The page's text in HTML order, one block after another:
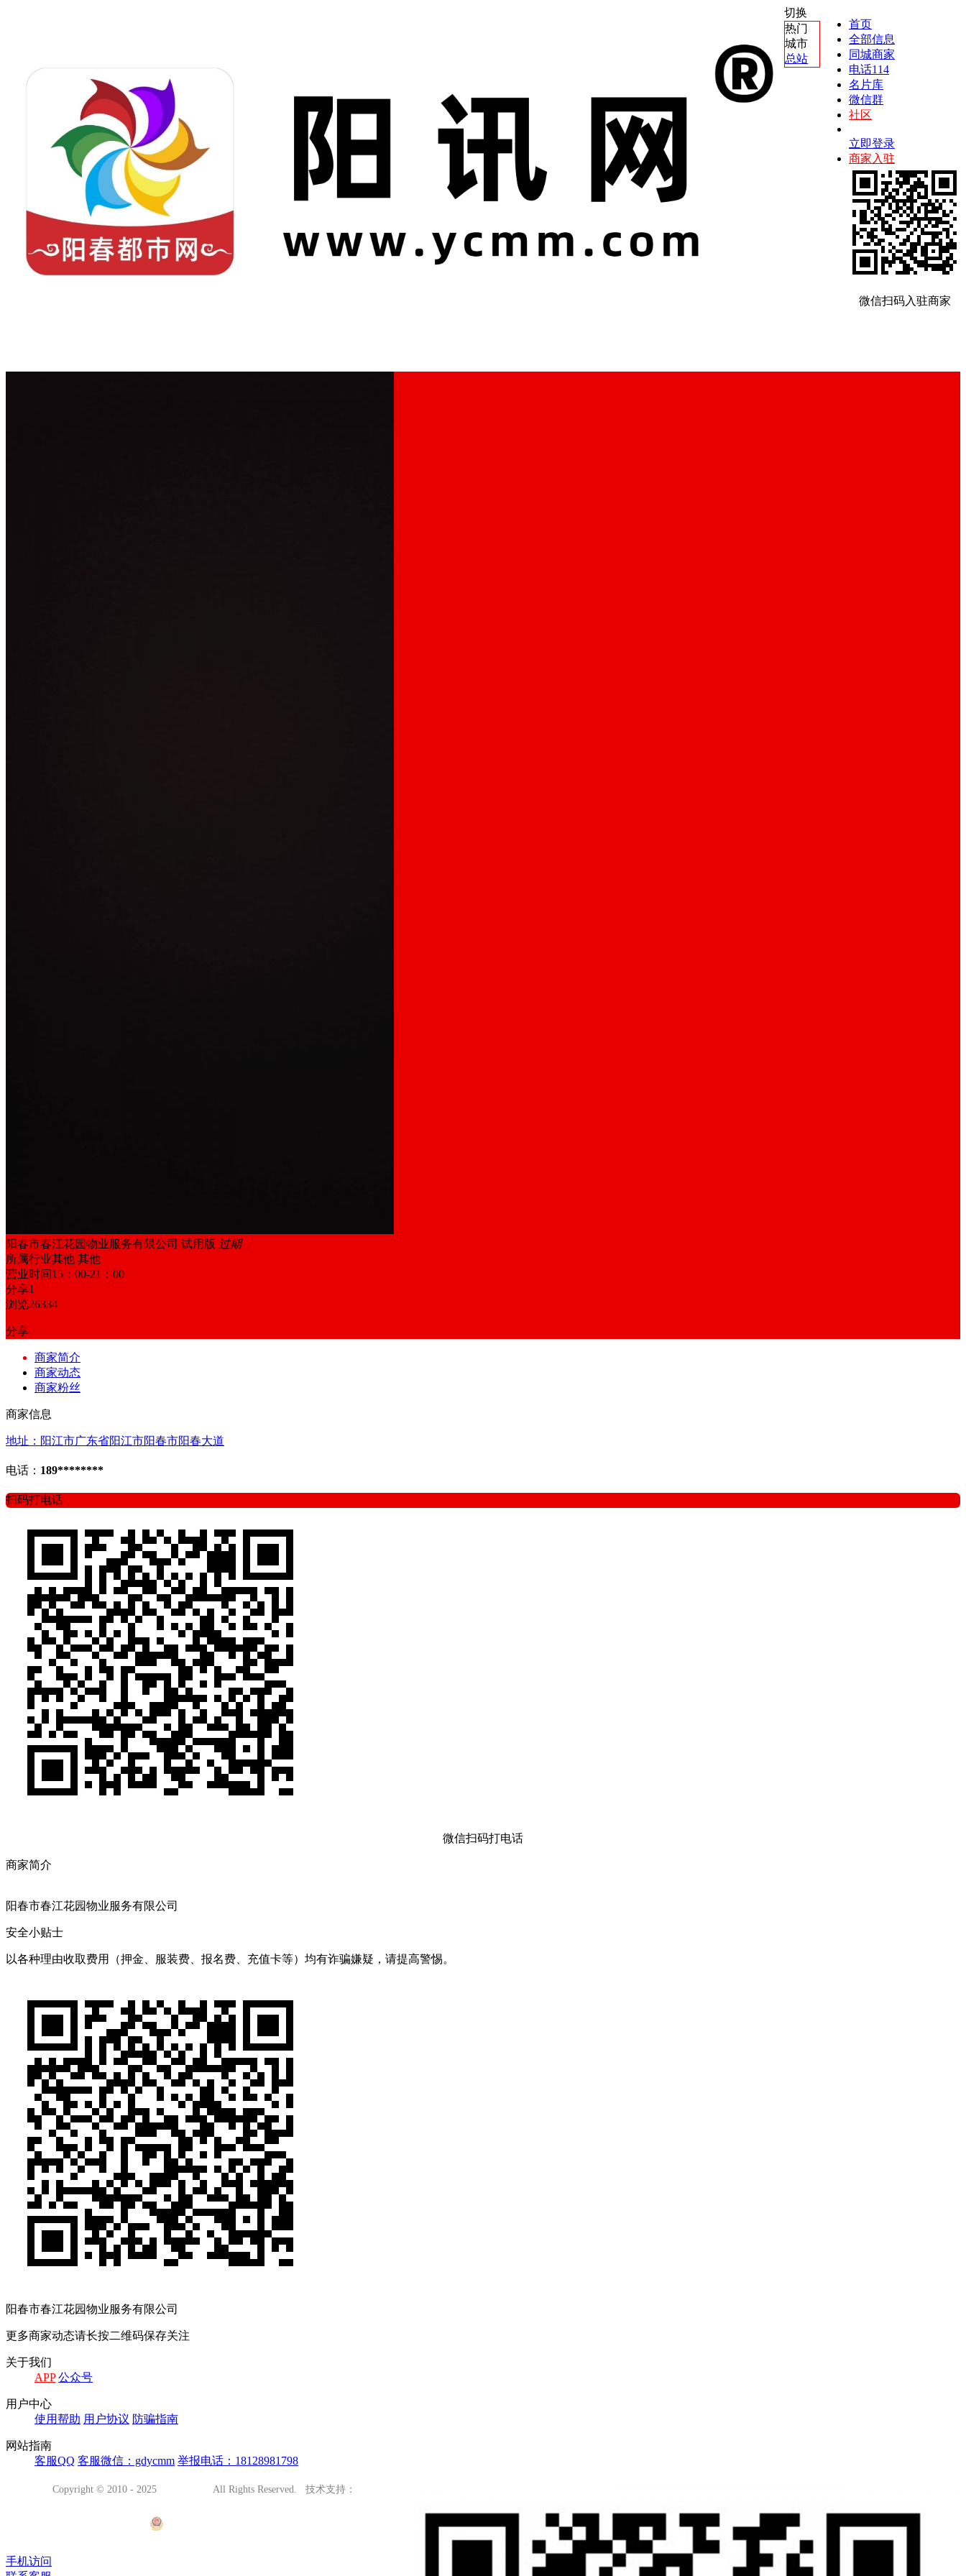
切换
热门
城市
总站
首页
全部信息
同城商家
电话114
名片库
微信群
社区
立即登录
商家入驻
微信扫码入驻商家
阳春市春江花园物业服务有限公司 试用版 过期
所属行业其他 其他
营业时间15：00-21：00
分享1
浏览26334
分享
商家简介
商家动态
商家粉丝
商家信息
地址：阳江市广东省阳江市阳春市阳春大道
电话： 189********
扫码打电话
微信扫码打电话
商家简介
阳春市春江花园物业服务有限公司
安全小贴士
以各种理由收取费用（押金、服装费、报名费、充值卡等）均有诈骗嫌疑，请提高警惕。
阳春市春江花园物业服务有限公司
更多商家动态请长按二维码保存关注
关于我们
APP 公众号
用户中心
使用帮助 用户协议 防骗指南
网站指南
客服QQ 客服微信：gdycmm 举报电话：18128981798
Copyright © 2010 - 2025
All Rights Reserved. 技术支持：
手机访问